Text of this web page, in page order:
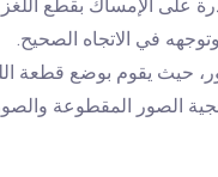
على الإمساك بقطع
في الاتجاه الصحيح.
حيث يقوم بوضع قطعة
الصور المقطوعة